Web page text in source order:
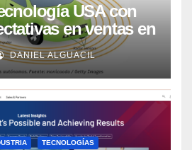
USA con
en ventas en
2 años, según
DANIEL ALGUACIL
TECNOLOGÍAS